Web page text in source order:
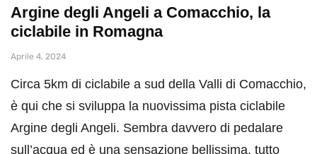
Argine degli Angeli a Comacchio, la
ciclabile in Romagna
Aprile 4, 2024
Circa 5km di ciclabile a sud della Valli di Comacchio,
è qui che si sviluppa la nuovissima pista ciclabile
Argine degli Angeli. Sembra davvero di pedalare
sull’acqua ed è una sensazione bellissima, tutto